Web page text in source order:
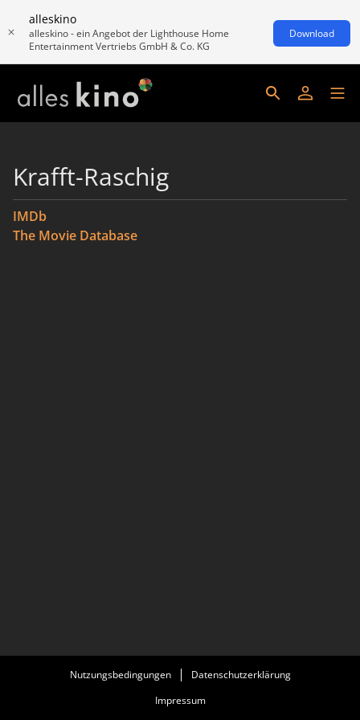
alleskino
alleskino - ein Angebot der Lighthouse Home
Entertainment Vertriebs GmbH & Co. KG
Download
Krafft-Raschig
IMDb
The Movie Database
Nutzungsbedingungen
Datenschutzerklärung
Impressum